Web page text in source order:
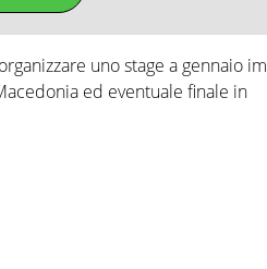
uno stage a gennaio im
ed eventuale finale in